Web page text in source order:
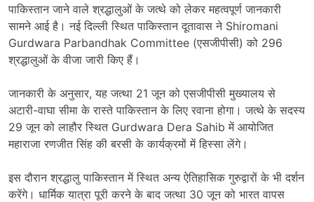
पाकिस्तान जाने वाले श्रद्धालुओं के जत्थे को लेकर महत्वपूर्ण जानकारी
सामने आई है। नई दिल्ली स्थित पाकिस्तान दूतावास ने Shiromani
Gurdwara Parbandhak Committee (एसजीपीसी) को 296
श्रद्धालुओं के वीजा जारी किए हैं।
जानकारी के अनुसार, यह जत्था 21 जून को एसजीपीसी मुख्यालय से
अटारी-वाघा सीमा के रास्ते पाकिस्तान के लिए रवाना होगा। जत्थे के सदस्य
29 जून को लाहौर स्थित Gurdwara Dera Sahib में आयोजित
महाराजा रणजीत सिंह की बरसी के कार्यक्रमों में हिस्सा लेंगे।
इस दौरान श्रद्धालु पाकिस्तान में स्थित अन्य ऐतिहासिक गुरुद्वारों के भी दर्शन
करेंगे। धार्मिक यात्रा पूरी करने के बाद जत्था 30 जून को भारत वापस